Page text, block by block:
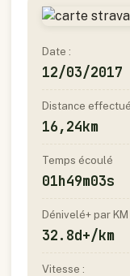
Date :
12/03/2017
Distance
16,24km
Temps écoulé
01h49m03s
Dénivelé+ par KM
32.8d+/km
Vitesse :